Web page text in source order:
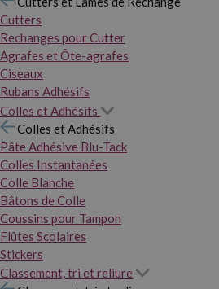
Cutters
Rechanges pour Cutter
Agrafes et Ôte-agrafes
Ciseaux
Rubans Adhésifs
Colles et Adhésifs
Colles et Adhésifs
Pâte Adhésive Blu-Tack
Colles Instantanées
Colle Blanche
Bâtons de Colle
Coussins pour Tampon
Flûtes Scolaires
Stickers
Classement, tri et reliure